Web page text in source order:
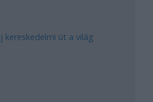
kereskedelmi út a világ